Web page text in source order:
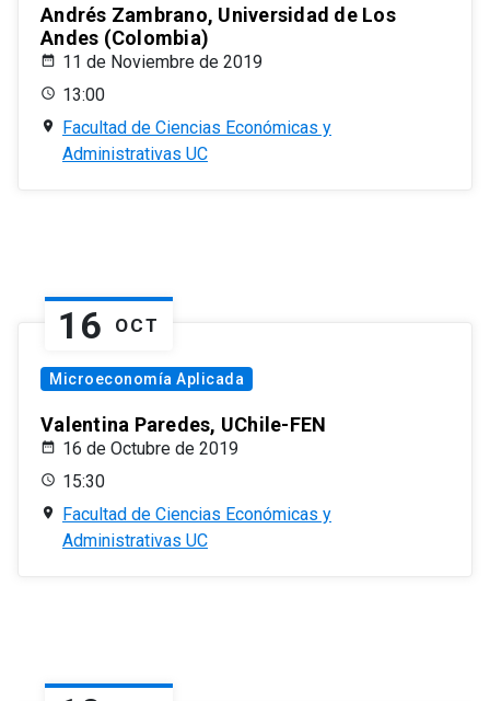
Andrés Zambrano, Universidad de Los
Andes (Colombia)
11 de Noviembre de 2019
13:00
Facultad de Ciencias Económicas y
Administrativas UC
16 OCT
Microeconomía Aplicada
Valentina Paredes, UChile-FEN
16 de Octubre de 2019
15:30
Facultad de Ciencias Económicas y
Administrativas UC